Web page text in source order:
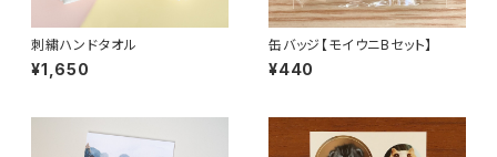
刺繍ハンドタオル
¥1,650
缶バッジ【モイウニBセット】
¥440